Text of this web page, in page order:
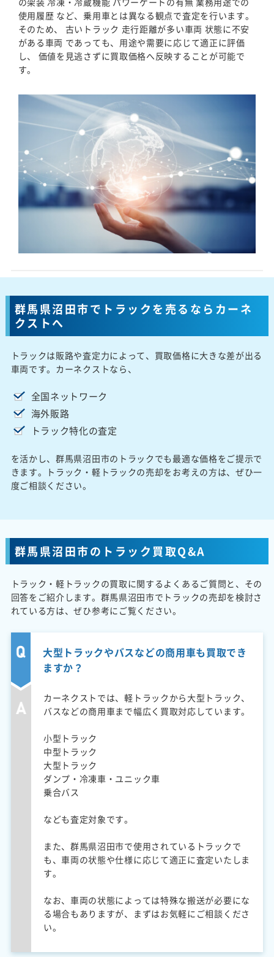
使用履歴 など、乗用車とは異なる観点で査定を行います。
そのため、 古いトラック 走行距離が多い車両 状態に不安
がある車両 であっても、用途や需要に応じて適正に評価
し、 価値を見逃さずに買取価格へ反映することが可能で
す。
群馬県沼田市でトラックを売るならカーネ
クストへ
トラックは販路や査定力によって、買取価格に大きな差が出る
車両です。カーネクストなら、
全国ネットワーク
海外販路
トラック特化の査定
を活かし、群馬県沼田市のトラックでも最適な価格をご提示で
きます。トラック・軽トラックの売却をお考えの方は、ぜひ一
度ご相談ください。
群馬県沼田市のトラック買取Q&A
トラック・軽トラックの買取に関するよくあるご質問と、その
回答をご紹介します。群馬県沼田市でトラックの売却を検討さ
れている方は、ぜひ参考にご覧ください。
大型トラックやバスなどの商用車も買取でき
ますか？
カーネクストでは、軽トラックから大型トラック、
バスなどの商用車まで幅広く買取対応しています。
小型トラック
中型トラック
大型トラック
ダンプ・冷凍車・ユニック車
乗合バス
なども査定対象です。
また、群馬県沼田市で使用されているトラックで
も、車両の状態や仕様に応じて適正に査定いたしま
す。
なお、車両の状態によっては特殊な搬送が必要にな
る場合もありますが、まずはお気軽にご相談くださ
い。